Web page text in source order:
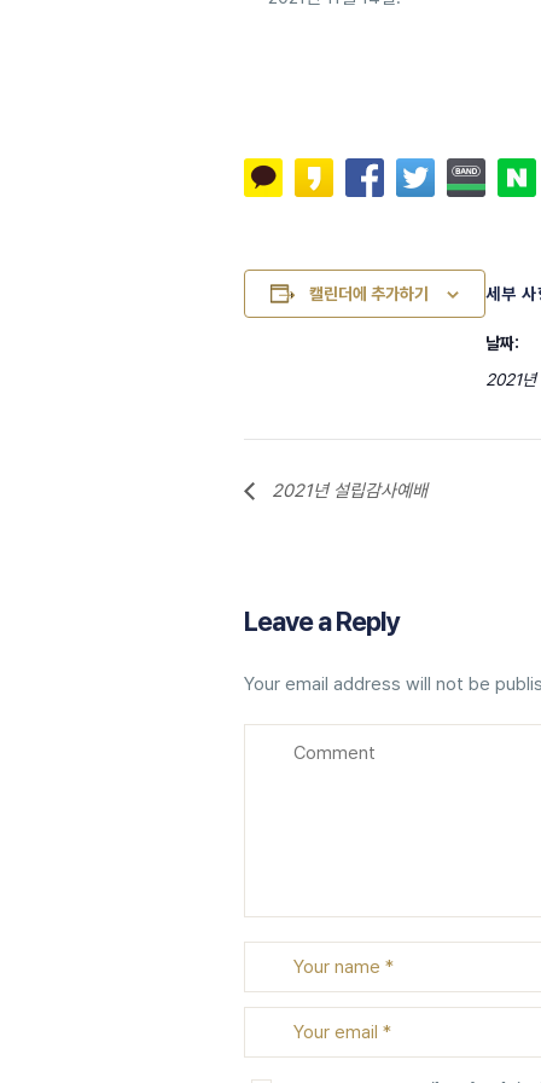
캘린더에 추가하기 세부 사
날짜:
2021년
2021년 설립감사예배
Leave a Reply
Your email address will not be